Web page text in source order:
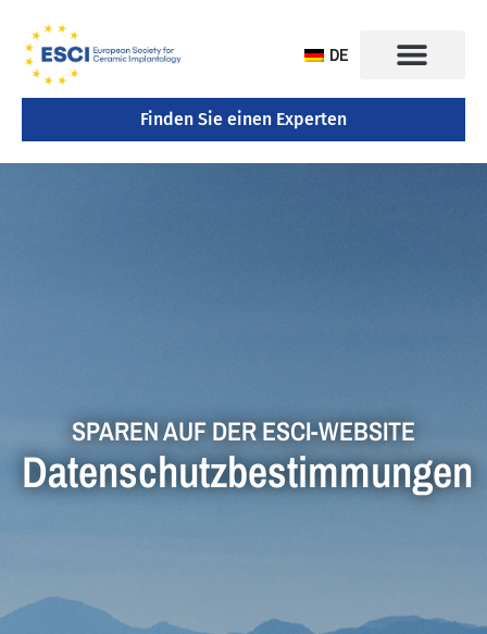
DE
Finden Sie einen Experten
SPAREN AUF DER ESCI-WEBSITE
Datenschutzbestimmungen